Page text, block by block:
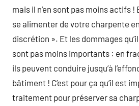
mais il n’en sont pas moins actifs
se alimenter de votre charpente
discrétion ». Et les dommages
sont pas moins importants : en
ils peuvent conduire jusqu’à
bâtiment ! C’est pour ça qu’il est
traitement pour préserver sa